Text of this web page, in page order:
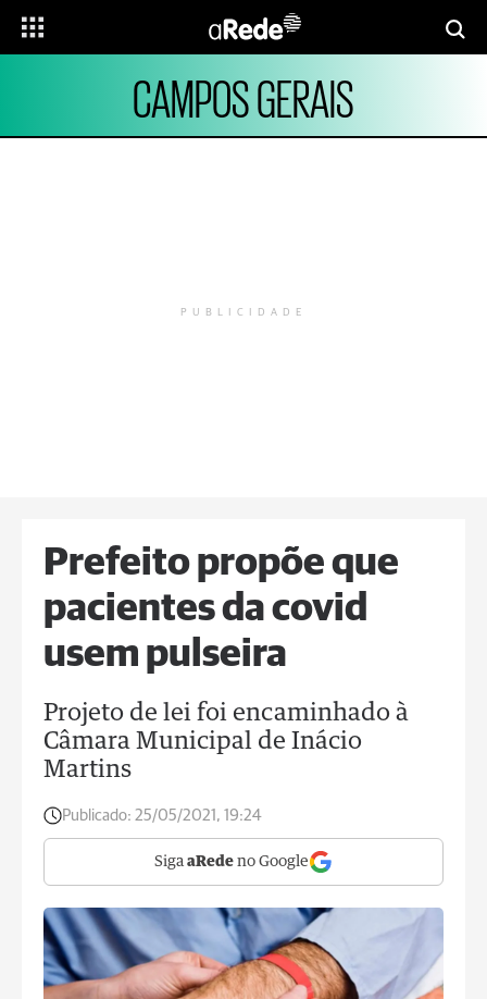
CAMPOS GERAIS
PUBLICIDADE
Prefeito propõe que
pacientes da covid
usem pulseira
Projeto de lei foi encaminhado à
Câmara Municipal de Inácio
Martins
Publicado: 25/05/2021, 19:24
Siga aRede no Google